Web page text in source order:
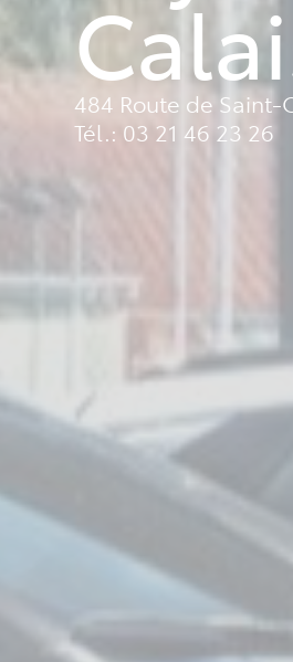
484 Route de Saint-
Tél.: 03 21 46 23 26